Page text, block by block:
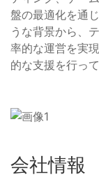
盤の最適化を通
うな背景から、
率的な運営を実
的な支援を行って
会社情報